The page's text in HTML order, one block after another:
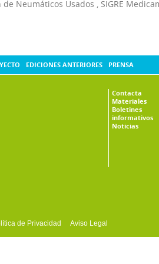
de Neumáticos Usados SIGRE
EDICIONES ANTERIORES PRENSA
Contacta
Materiales
Boletines
informativos
Noticias
de Privacidad Aviso Legal